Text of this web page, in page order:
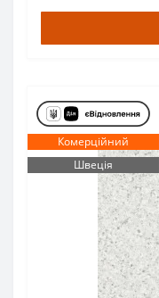
Комерційний
Швеція